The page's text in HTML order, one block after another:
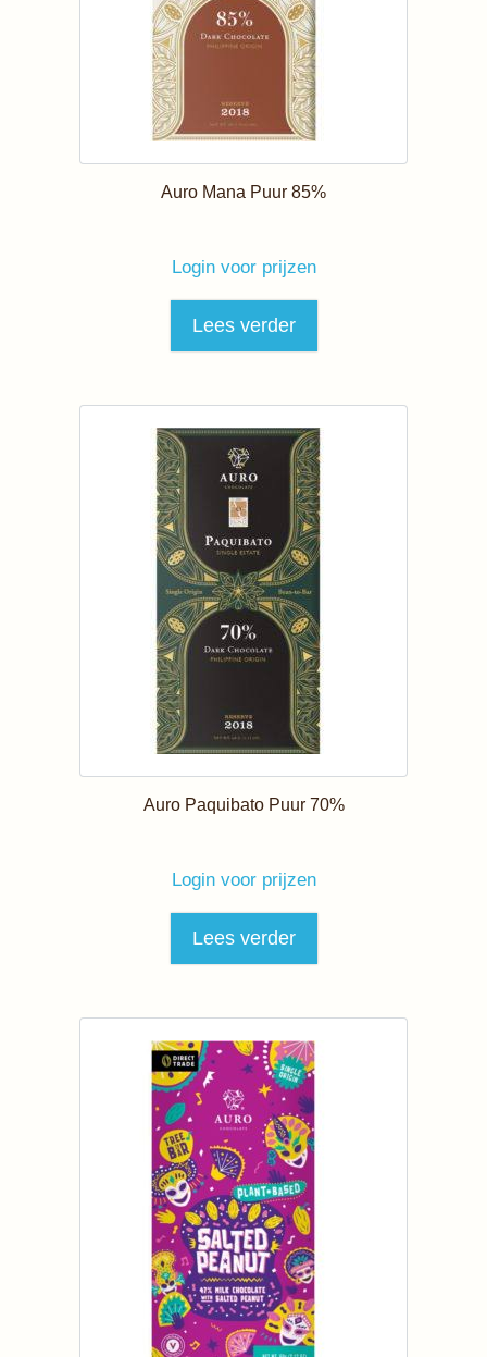
Auro Mana Puur 85%
Login voor prijzen
Lees verder
Auro Paquibato Puur 70%
Login voor prijzen
Lees verder